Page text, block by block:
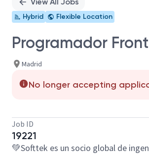
Hybrid Flexible Location
Programador
Madrid
No longer accepting
Job ID
19221
💚Softtek es un socio global de